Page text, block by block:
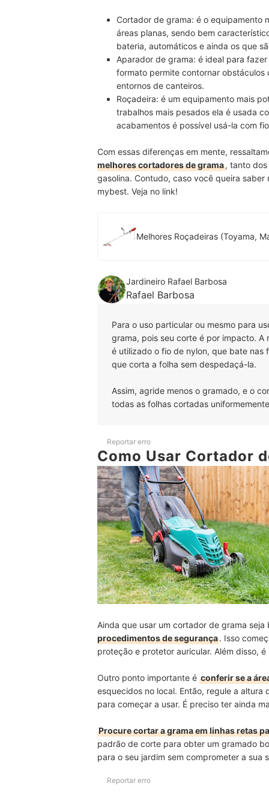
Cortador de grama: é o equipamento
áreas planas, sendo bem
bateria, automáticos e ainda os que
Aparador de grama: é ideal para
formato permite contornar obstáculos
entornos de canteiros.
Roçadeira: é um equipamento mais
trabalhos mais pesados ela é usada
acabamentos é possível usá-la com
Com essas diferenças em mente,
melhores cortadores de grama, tanto
gasolina. Contudo, caso você queira
mybest. Veja no link!
Melhores Roçadeiras (Toyama,
Jardineiro Rafael Barbosa
Rafael Barbosa
Para o uso particular ou mesmo para
grama, pois seu corte é por impacto.
é utilizado o fio de nylon, que bate nas
que corta a folha sem despedaçá-la.
Assim, agride menos o gramado, e o
todas as folhas cortadas
Reportar erro
Como Usar Cortador
Ainda que usar um cortador de grama seja
procedimentos de segurança. Isso
proteção e protetor auricular. Além disso,
Outro ponto importante é conferir se a
esquecidos no local. Então, regule a
para começar a usar. É preciso ter ainda
Procure cortar a grama em linhas retas
padrão de corte para obter um gramado
para o seu jardim sem comprometer a sua
Reportar erro